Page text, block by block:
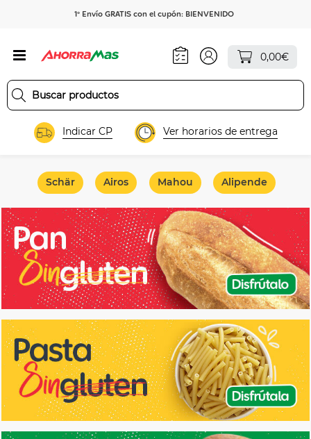
1º Envío GRATIS con el cupón: BIENVENIDO
0,00€
Indicar CP Ver horarios de entrega
Schär Airos Mahou Alipende